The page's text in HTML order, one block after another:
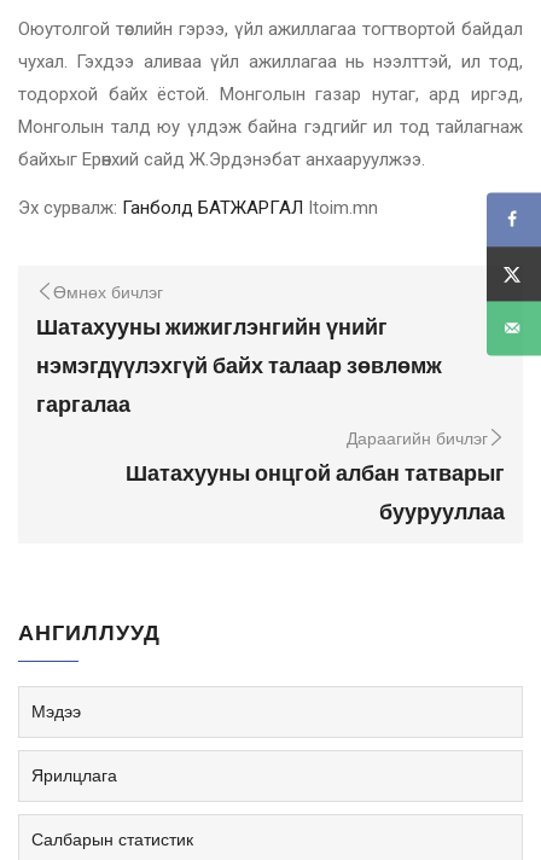
Оюутолгой төслийн гэрээ, үйл ажиллагаа тогтвортой байдал
чухал. Гэхдээ аливаа үйл ажиллагаа нь нээлттэй, ил тод,
тодорхой байх ёстой. Монголын газар нутаг, ард иргэд,
Монголын талд юу үлдэж байна гэдгийг ил тод тайлагнаж
байхыг Ерөнхий сайд Ж.Эрдэнэбат анхааруулжээ.
Эх сурвалж: Ганболд БАТЖАРГАЛ Itoim.mn
Өмнөх бичлэг
Шатахууны жижиглэнгийн үнийг
нэмэгдүүлэхгүй байх талаар зөвлөмж
гаргалаа
Дараагийн бичлэг
Шатахууны онцгой албан татварыг
буурууллаа
АНГИЛЛУУД
Мэдээ
Ярилцлага
Салбарын статистик